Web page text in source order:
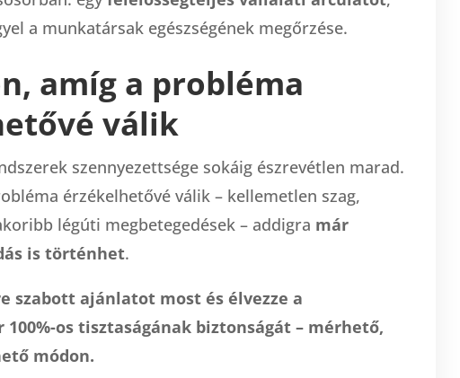
a munkatársak egészségének megőrzése.
amíg a probléma
válik
szennyezettsége sokáig észrevétlen marad.
érzékelhetővé válik – kellemetlen szag,
légúti megbetegedések – addigra már
is történhet.
szabott ajánlatot most és élvezze a
100%-os tisztaságának biztonságát – mérhető,
módon.